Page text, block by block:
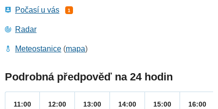
Počasí u vás 1
Radar
Meteostanice (mapa)
Podrobná předpověď na 24 hodin
11:00 12:00 13:00 14:00 15:00 16:00